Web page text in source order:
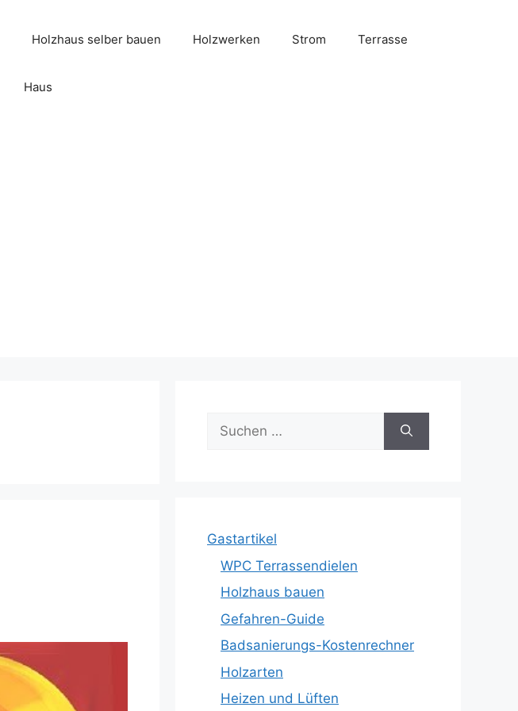
Holzhaus selber bauen Holzwerken Strom Terrasse
Haus
Suche
nach:
Gastartikel
WPC Terrassendielen
Holzhaus bauen
Gefahren-Guide
Badsanierungs-Kostenrechner
Holzarten
Heizen und Lüften